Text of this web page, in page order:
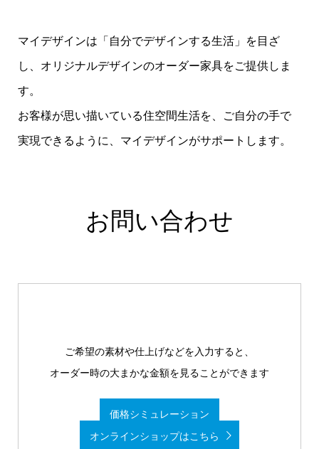
マイデザインは「自分でデザインする生活」を目ざ
し、オリジナルデザインのオーダー家具をご提供しま
す。
お客様が思い描いている住空間生活を、ご自分の手で
実現できるように、マイデザインがサポートします。
お問い合わせ
ご希望の素材や仕上げなどを入力すると、
オーダー時の大まかな金額を見ることができます
価格シミュレーション
オンラインショップはこちら